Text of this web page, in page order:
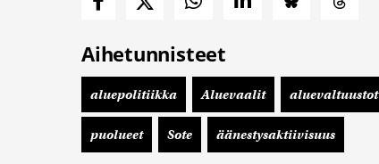
Aihetunnisteet
aluepolitiikka Aluevaalit aluevaltuustot
puolueet Sote äänestysaktiivisuus